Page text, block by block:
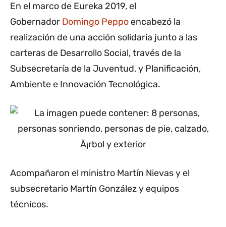
En el marco de Eureka 2019, el
Gobernador Domingo Peppo encabezó la
realización de una acción solidaria junto a las
carteras de Desarrollo Social, través de la
Subsecretaría de la Juventud, y Planificación,
Ambiente e Innovación Tecnológica.
Acompañaron el ministro Martín Nievas y el
subsecretario Martín González y equipos
técnicos.